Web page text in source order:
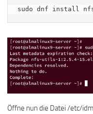
sudo dnf install
Öffne nun die Datei /etc/